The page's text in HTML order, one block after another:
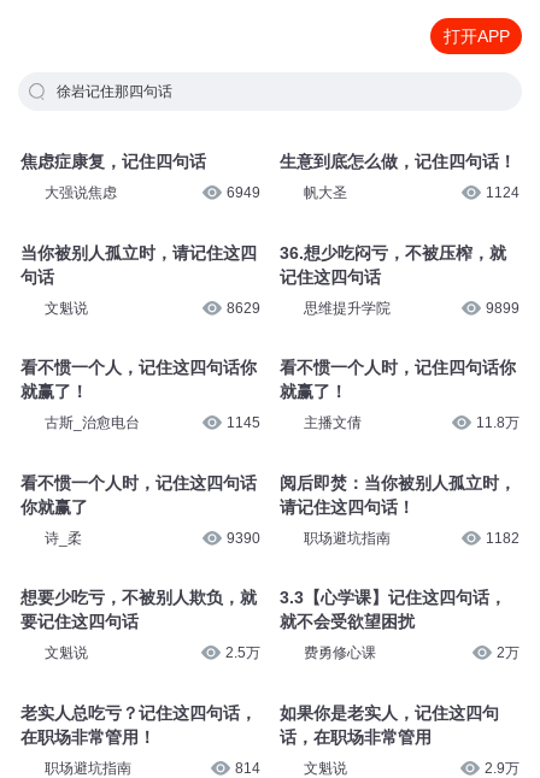
打开APP
徐岩记住那四句话
焦虑症康复，记住四句话
大强说焦虑 6949
当你被别人孤立时，请记住这四
句话
文魁说 8629
看不惯一个人，记住这四句话你
就赢了！
古斯_治愈电台 1145
看不惯一个人时，记住这四句话
你就赢了
诗_柔 9390
想要少吃亏，不被别人欺负，就
要记住这四句话
文魁说 2.5万
老实人总吃亏？记住这四句话，
在职场非常管用！
职场避坑指南 814
生意到底怎么做，记住四句话！
帆大圣 1124
36.想少吃闷亏，不被压榨，就
记住这四句话
思维提升学院 9899
看不惯一个人时，记住四句话你
就赢了！
主播文倩 11.8万
阅后即焚：当你被别人孤立时，
请记住这四句话！
职场避坑指南 1182
3.3【心学课】记住这四句话，
就不会受欲望困扰
费勇修心课 2万
如果你是老实人，记住这四句
话，在职场非常管用
文魁说 2.9万